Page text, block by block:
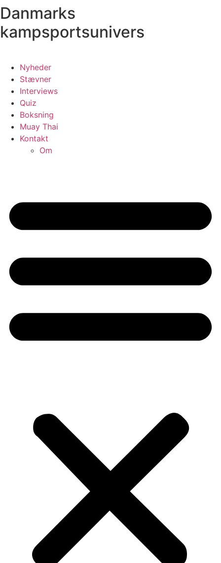
Videre
til
indhold
Danmarks
kampsportsunivers
Nyheder
Stævner
Interviews
Quiz
Boksning
Muay Thai
Kontakt
Om